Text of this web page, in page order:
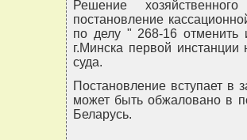
Решение
постановление
по делу " 268-16 отменить
г.Минска первой
суда.
Постановление вступает в
может быть обжаловано в
Беларусь.